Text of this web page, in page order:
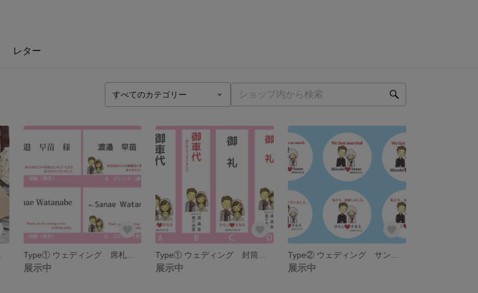
レター
Type① ウェディング 席札 名入れ 10枚セット 引き出物の名札にも♡
展示中 展示中 展示中